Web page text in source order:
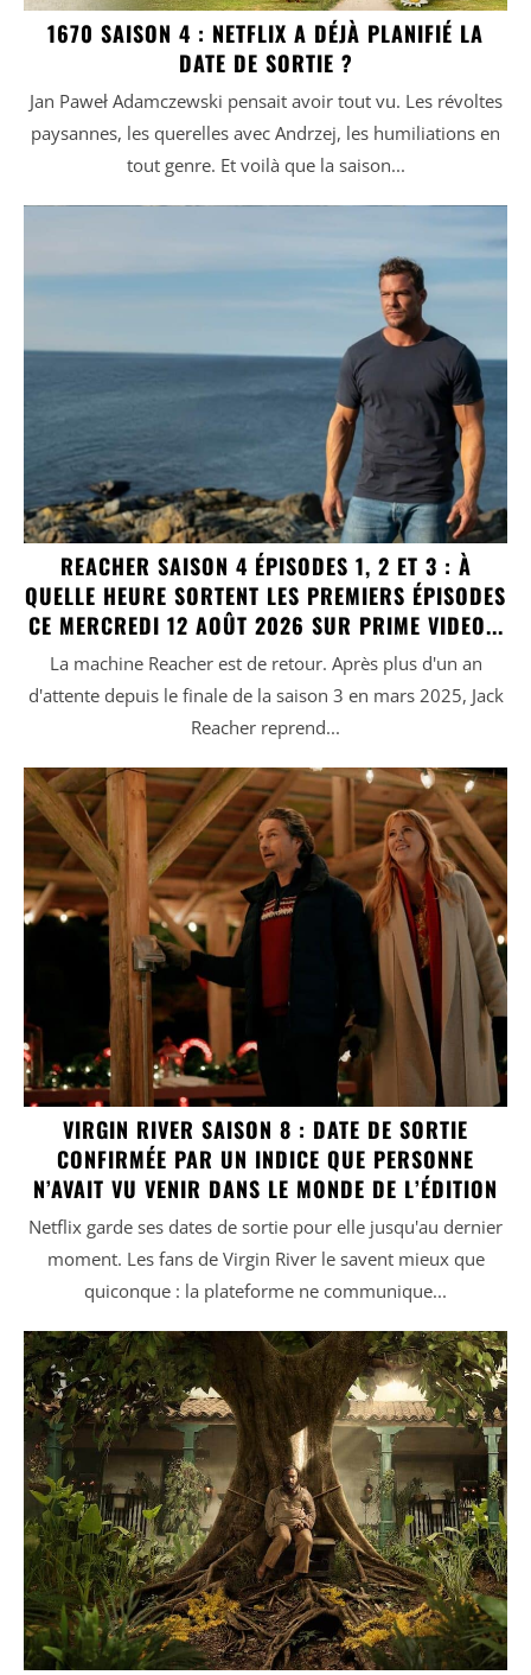
1670 SAISON 4 : NETFLIX A DÉJÀ PLANIFIÉ LA
DATE DE SORTIE ?
Jan Paweł Adamczewski pensait avoir tout vu. Les révoltes
paysannes, les querelles avec Andrzej, les humiliations en
tout genre. Et voilà que la saison...
REACHER SAISON 4 ÉPISODES 1, 2 ET 3 : À
QUELLE HEURE SORTENT LES PREMIERS ÉPISODES
CE MERCREDI 12 AOÛT 2026 SUR PRIME VIDEO...
La machine Reacher est de retour. Après plus d'un an
d'attente depuis le finale de la saison 3 en mars 2025, Jack
Reacher reprend...
VIRGIN RIVER SAISON 8 : DATE DE SORTIE
CONFIRMÉE PAR UN INDICE QUE PERSONNE
N’AVAIT VU VENIR DANS LE MONDE DE L’ÉDITION
Netflix garde ses dates de sortie pour elle jusqu'au dernier
moment. Les fans de Virgin River le savent mieux que
quiconque : la plateforme ne communique...